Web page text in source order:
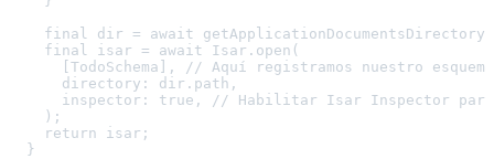
final dir = await
    final isar = await Isar.open(
      [TodoSchema], // Aquí registramos nuestro esquema
      directory: dir.path,
inspector: true, // Habilitar Isar Inspector
    );
    return isar;
  }